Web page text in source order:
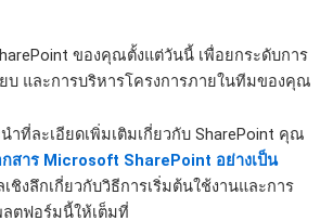
ของคุณตั้งแต่วันนี้ เพื่อยกระดับการ
บ และการบริหารโครงการภายในทีมของคุณ
ำที่ละเอียดเพิ่มเติมเกี่ยวกับ SharePoint คุณ
กสาร Microsoft SharePoint อย่างเป็น
ชิงลึกเกี่ยวกับวิธีการเริ่มต้นใช้งานและการ
ตฟอร์มนี้ให้เต็มที่